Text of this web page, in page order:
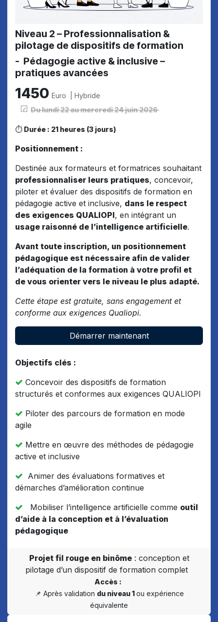
Niveau 2 – Professionnalisation &
pilotage de dispositifs de formation
- Pédagogie active & inclusive –
pratiques avancées
1450 Euro | Hybride
Du lundi 22 au mercredi 24 juin 2026
⏱ Durée : 21 heures (3 jours)
Positionnement :
Destinée aux formateurs et formatrices souhaitant
professionnaliser leurs pratiques, concevoir,
piloter et évaluer des dispositifs de formation en
pédagogie active et inclusive, dans le respect
des exigences QUALIOPI, en intégrant un
usage raisonné de l’intelligence artificielle.
Avant toute inscription, un positionnement
pédagogique est nécessaire afin de valider
l’adéquation de la formation à votre profil et
de vous orienter vers le niveau le plus adapté.
Cette étape est gratuite, sans engagement et
conforme aux exigences Qualiopi.
Démarrer maintenant
Objectifs clés :
Concevoir des dispositifs de formation
structurés et conformes aux exigences QUALIOPI
Piloter des parcours de formation en mode
agile
Mettre en œuvre des méthodes de pédagogie
active et inclusive
Animer des évaluations formatives et
démarches d’amélioration continue
Mobiliser l’intelligence artificielle comme outil
d’aide à la conception et à l’évaluation
pédagogique
Projet fil rouge en binôme: conception et
pilotage d’un dispositif de formation complet
Accès :
📌 Après validation du niveau 1ou expérience
équivalente